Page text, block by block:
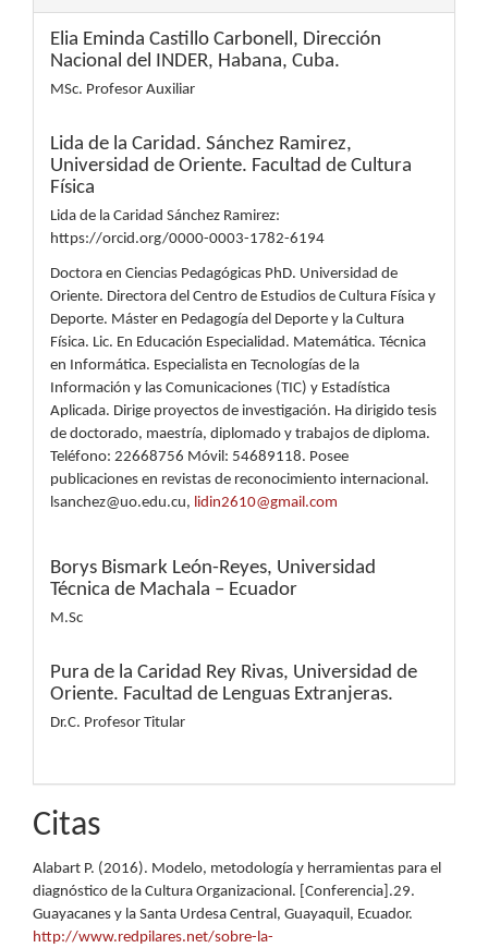
Elia Eminda Castillo Carbonell, Dirección
Nacional del INDER, Habana, Cuba.
MSc. Profesor Auxiliar
Lida de la Caridad. Sánchez Ramirez,
Universidad de Oriente. Facultad de Cultura
Física
Lida de la Caridad Sánchez Ramirez:
https://orcid.org/0000-0003-1782-6194
Doctora en Ciencias Pedagógicas PhD. Universidad de
Oriente. Directora del Centro de Estudios de Cultura Física y
Deporte. Máster en Pedagogía del Deporte y la Cultura
Física. Lic. En Educación Especialidad. Matemática. Técnica
en Informática. Especialista en Tecnologías de la
Información y las Comunicaciones (TIC) y Estadística
Aplicada. Dirige proyectos de investigación. Ha dirigido tesis
de doctorado, maestría, diplomado y trabajos de diploma.
Teléfono: 22668756 Móvil: 54689118. Posee
publicaciones en revistas de reconocimiento internacional.
lsanchez@uo.edu.cu, lidin2610@gmail.com
Borys Bismark León-Reyes, Universidad
Técnica de Machala – Ecuador
M.Sc
Pura de la Caridad Rey Rivas, Universidad de
Oriente. Facultad de Lenguas Extranjeras.
Dr.C. Profesor Titular
Citas
Alabart P. (2016). Modelo, metodología y herramientas para el
diagnóstico de la Cultura Organizacional. [Conferencia].29.
Guayacanes y la Santa Urdesa Central, Guayaquil, Ecuador.
http://www.redpilares.net/sobre-la-